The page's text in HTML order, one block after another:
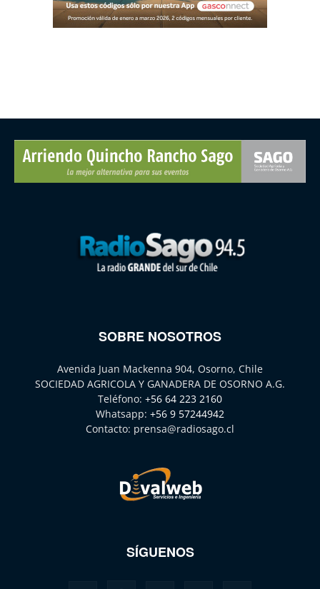
SOBRE NOSOTROS
Avenida Juan Mackenna 904, Osorno, Chile
SOCIEDAD AGRICOLA Y GANADERA DE OSORNO A.G.
Teléfono: +56 64 223 2160
Whatsapp: +56 9 57244942
Contacto: prensa@radiosago.cl
SÍGUENOS